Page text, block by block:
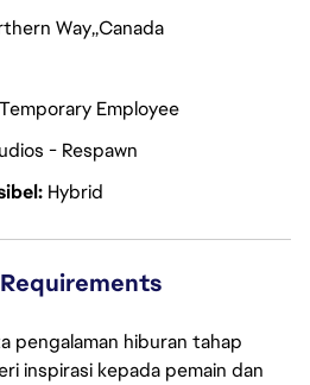
Way Canada
Employee
- Respawn
Hybrid
pengalaman hiburan tahap
inspirasi kepada pemain dan